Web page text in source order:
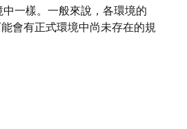
中一樣。一般來說，各環境的
會有正式環境中尚未存在的規